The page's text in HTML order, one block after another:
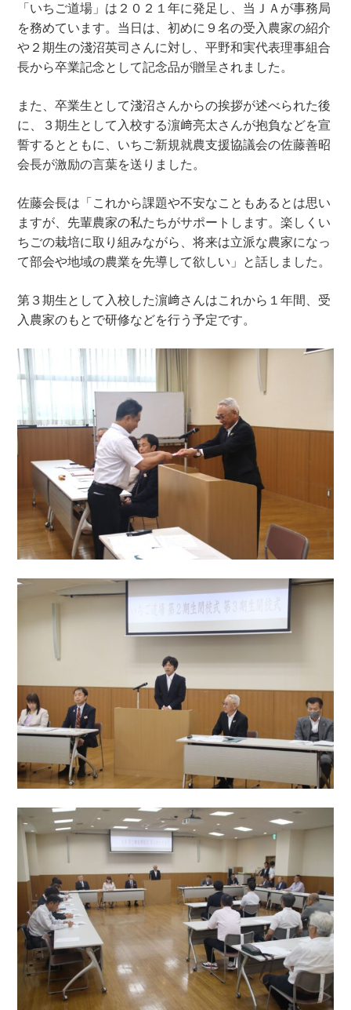
「いちご道場」は２０２１年に発足し、当ＪＡが事務局
を務めています。当日は、初めに９名の受入農家の紹介
や２期生の淺沼英司さんに対し、平野和実代表理事組合
長から卒業記念として記念品が贈呈されました。
また、卒業生として淺沼さんからの挨拶が述べられた後
に、３期生として入校する濵﨑亮太さんが抱負などを宣
誓するとともに、いちご新規就農支援協議会の佐藤善昭
会長が激励の言葉を送りました。
佐藤会長は「これから課題や不安なこともあるとは思い
ますが、先輩農家の私たちがサポートします。楽しくい
ちごの栽培に取り組みながら、将来は立派な農家になっ
て部会や地域の農業を先導して欲しい」と話しました。
第３期生として入校した濵﨑さんはこれから１年間、受
入農家のもとで研修などを行う予定です。